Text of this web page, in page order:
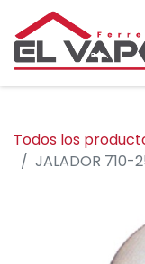
Todos los
JALADOR 710-